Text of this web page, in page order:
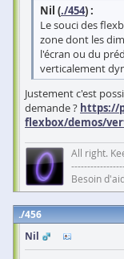
Nil (./454) :
Le souci des
zone dont les
l'écran ou du
verticalement
Justement c'est
demande ? https://
flexbox/demos/
All right.
Besoin
456
Nil